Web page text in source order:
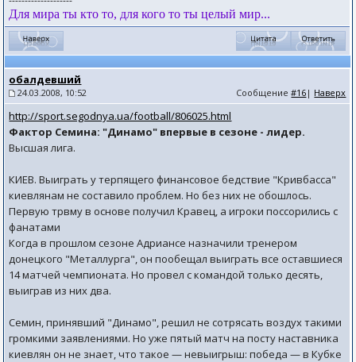
Для мира ты кто то, для кого то ты целый мир...
обалдевший
24.03.2008, 10:52 Сообщение#16 | Наверх
http://sport.segodnya.ua/football/806025.html
Фактор Семина: "Динамо" впервые в сезоне - лидер.
Высшая лига.
КИЕВ. Выиграть у терпящего финансовое бедствие "Кривбасса"
киевлянам не составило проблем. Но без них не обошлось.
Первую трвму в основе получил Кравец, а игроки поссорились с
фанатами
Когда в прошлом сезоне Адриансе назначили тренером
донецкого "Металлурга", он пообещал выиграть все оставшиеся
14 матчей чемпионата. Но провел с командой только десять,
выиграв из них два.
Семин, принявший "Динамо", решил не сотрясать воздух такими
громкими заявлениями. Но уже пятый матч на посту наставника
киевлян он не знает, что такое — невыигрыш: победа — в Кубке